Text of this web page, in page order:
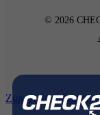
© 2026
Zum Hauptinhalt